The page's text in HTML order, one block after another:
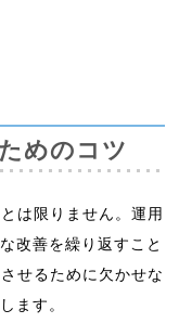
めのコツ
は限りません。運用
改善を繰り返すこと
せるために欠かせな
ます。